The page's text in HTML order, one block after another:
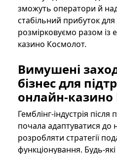
зможуть оператори й
стабільний прибуток
розмірковуємо разом із
казино Космолот.
Вимушені
бізнес для
онлайн-казино
Гемблінг-індустрія після
почала адаптуватися до
розробляти стратегії
функціонування. Будь-